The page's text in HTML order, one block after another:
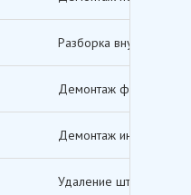
Разборка внутренних
Демонтаж
Демонтаж инженерных
Удаление штукатурки,